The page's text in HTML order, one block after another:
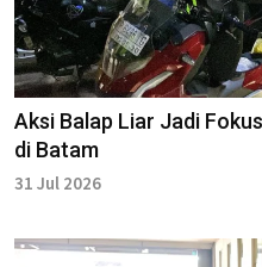
Aksi Balap Liar Jadi
di Batam
31 Jul 2026